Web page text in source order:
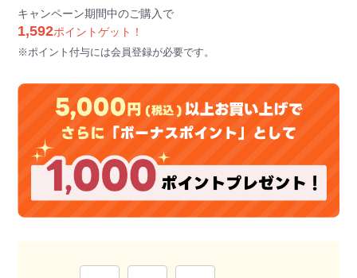
キャンペーン期間中のご購入で
1,592ポイントゲット！
※ポイント付与には会員登録が必要です。